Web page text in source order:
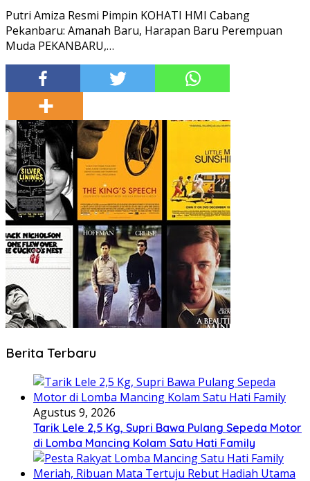
Putri Amiza Resmi Pimpin KOHATI HMI Cabang
Pekanbaru: Amanah Baru, Harapan Baru Perempuan
Muda PEKANBARU,…
Berita Terbaru
Agustus 9, 2026
Tarik Lele 2,5 Kg, Supri Bawa Pulang Sepeda Motor
di Lomba Mancing Kolam Satu Hati Family